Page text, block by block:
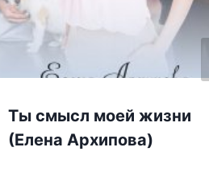
Ты смысл моей жизни
(Елена Архипова)